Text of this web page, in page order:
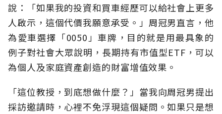
說：「如果我的投資和買車經歷可以給社會上更多
人啟示，這個代價我願意承受。」周冠男直言，他
為愛車選擇「0050」車牌，目的就是用最具象的
例子對社會大眾說明，長期持有市值型ETF，可以
為個人及家庭資產創造的財富增值效果。
「這位教授，到底想做什麼？」當我向周冠男提出
採訪邀請時，心裡不免浮現這個疑問。如果只是想